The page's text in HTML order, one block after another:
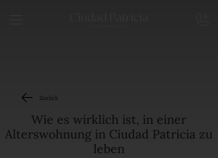
Zurück
Wie es wirklich ist, in einer
Alterswohnung in Ciudad Patricia zu
leben